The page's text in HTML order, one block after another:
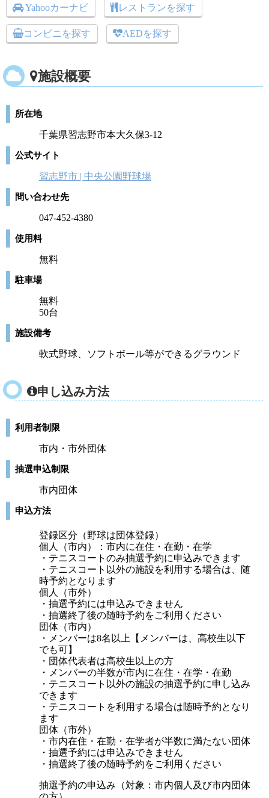
Yahooカーナビ レストランを探す
コンビニを探す AEDを探す
施設概要
所在地
千葉県習志野市本大久保3-12
公式サイト
習志野市 | 中央公園野球場
問い合わせ先
047-452-4380
使用料
無料
駐車場
無料
50台
施設備考
軟式野球、ソフトボール等ができるグラウンド
申し込み方法
利用者制限
市内・市外団体
抽選申込制限
市内団体
申込方法
登録区分（野球は団体登録）
個人（市内）：市内に在住・在勤・在学
・テニスコートのみ抽選予約に申込みできます
・テニスコート以外の施設を利用する場合は、随
時予約となります
個人（市外）
・抽選予約には申込みできません
・抽選終了後の随時予約をご利用ください
団体（市内）
・メンバーは8名以上【メンバーは、高校生以下
でも可】
・団体代表者は高校生以上の方
・メンバーの半数が市内に在住・在学・在勤
・テニスコート以外の施設の抽選予約に申し込み
できます
・テニスコートを利用する場合は随時予約となり
ます
団体（市外）
・市内在住・在勤・在学者が半数に満たない団体
・抽選予約には申込みできません
・抽選終了後の随時予約をご利用ください
抽選予約の申込み（対象：市内個人及び市内団体